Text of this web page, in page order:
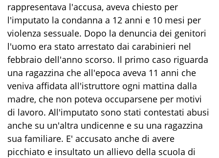
rappresentava l'accusa, aveva chiesto per
l'imputato la condanna a 12 anni e 10 mesi per
violenza sessuale. Dopo la denuncia dei genitori
l'uomo era stato arrestato dai carabinieri nel
febbraio dell'anno scorso. Il primo caso riguarda
una ragazzina che all'epoca aveva 11 anni che
veniva affidata all'istruttore ogni mattina dalla
madre, che non poteva occuparsene per motivi
di lavoro. All'imputato sono stati contestati abusi
anche su un'altra undicenne e su una ragazzina
sua familiare. E' accusato anche di avere
picchiato e insultato un allievo della scuola di